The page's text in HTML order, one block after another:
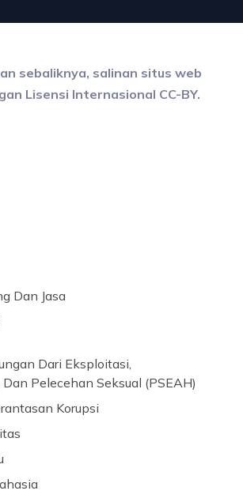
sebaliknya, salinan situs web
Lisensi Internasional CC-BY.
Dan Jasa
Dari Eksploitasi,
Pelecehan Seksual (PSEAH)
Korupsi